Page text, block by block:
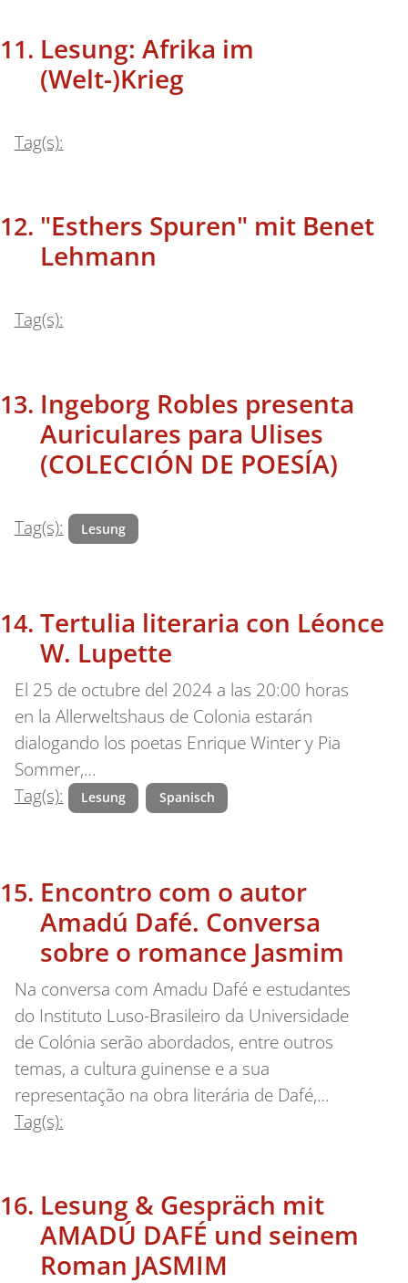
Lesung: Afrika im
(Welt-)Krieg
Tag(s):
"Esthers Spuren" mit Benet
Lehmann
Tag(s):
Ingeborg Robles presenta
Auriculares para Ulises
(COLECCIÓN DE POESÍA)
Tag(s): Lesung
Tertulia literaria con Léonce
W. Lupette
El 25 de octubre del 2024 a las 20:00 horas
en la Allerweltshaus de Colonia estarán
dialogando los poetas Enrique Winter y Pia
Sommer,…
Tag(s):
Lesung Spanisch
Encontro com o autor
Amadú Dafé. Conversa
sobre o romance Jasmim
Na conversa com Amadu Dafé e estudantes
do Instituto Luso-Brasileiro da Universidade
de Colónia serão abordados, entre outros
temas, a cultura guinense e a sua
representação na obra literária de Dafé,…
Tag(s):
Lesung & Gespräch mit
AMADÚ DAFÉ und seinem
Roman JASMIM